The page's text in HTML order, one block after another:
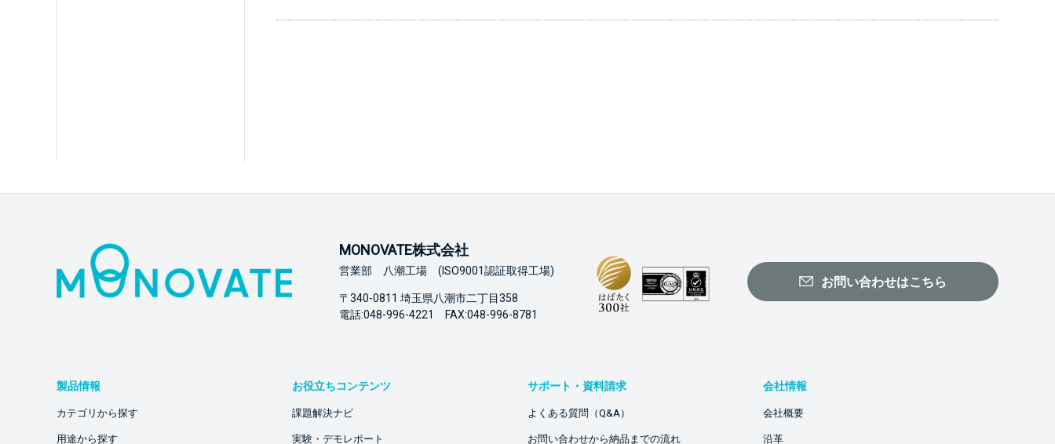
MONOVATE株式会社
営業部 八潮工場 (ISO9001認証取得工場)
〒340-0811 埼玉県八潮市二丁目358
電話:048-996-4221 FAX:048-996-8781
お問い合わせはこちら
製品情報
カテゴリから探す
用途から探す
お役立ちコンテンツ
課題解決ナビ
実験・デモレポート
サポート・資料請求
よくある質問（Q&A）
お問い合わせから納品までの流れ
会社情報
会社概要
沿革